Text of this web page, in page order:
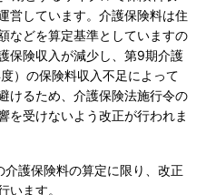
営しています。介護保険料は住
などを算定基準としていますの
保険収入が減少し、第9期介護
）の保険料収入不足によって
けるため、介護保険法施行令の
を受けないよう改正が行われま
護保険料の算定に限り、改正
います。